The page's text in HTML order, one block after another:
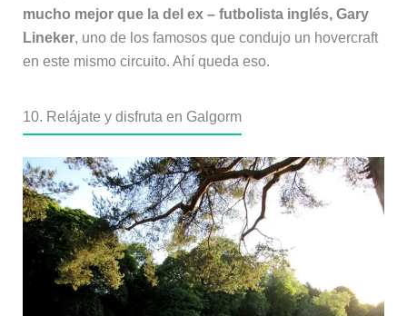
mucho mejor que la del ex – futbolista inglés, Gary
Lineker, uno de los famosos que condujo un hovercraft
en este mismo circuito. Ahí queda eso.
10. Relájate y disfruta en Galgorm